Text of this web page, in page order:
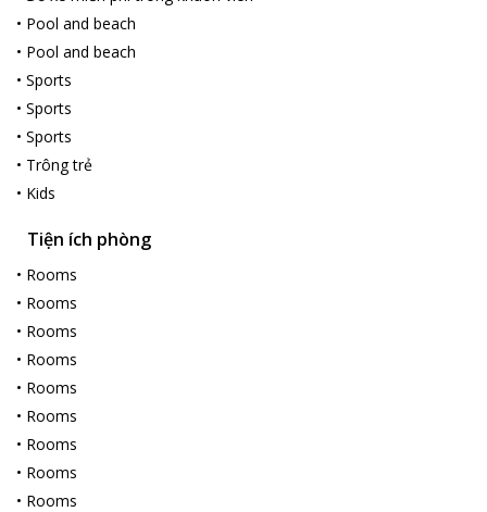
• Pool and beach
• Pool and beach
• Sports
• Sports
• Sports
• Trông trẻ
• Kids
Tiện ích phòng
• Rooms
• Rooms
• Rooms
• Rooms
• Rooms
• Rooms
• Rooms
• Rooms
• Rooms